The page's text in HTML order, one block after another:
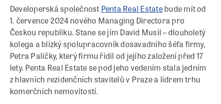
Developerská společnost Penta Real Estatebude mít od
1. července 2024 nového Managing Directora pro
Českou republiku. Stane se jím David Musil – dlouholetý
kolega a blízký spolupracovník dosavadního šéfa firmy,
Petra Paličky, který firmu řídil od jejího založení před 17
lety. Penta Real Estate se pod jeho vedením stala jedním
z hlavních rezidenčních stavitelů v Praze a lídrem trhu
komerčních nemovitostí.